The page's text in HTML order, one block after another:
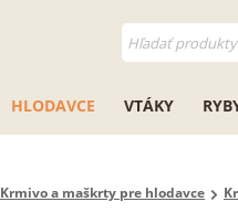
HLODAVCE VTÁKY
Krmivo a maškrty pre hlodavce